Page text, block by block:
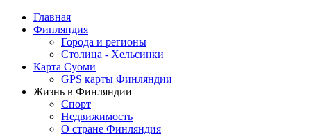
Главная
Финляндия
Города и регионы
Столица - Хельсинки
Карта Суоми
GPS карты Финляндии
Жизнь в Финляндии
Спорт
Недвижимость
О стране Финляндия